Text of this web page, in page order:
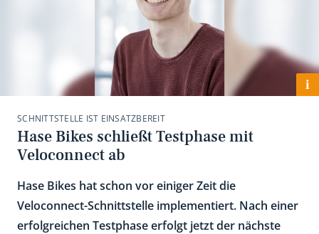
i
SCHNITTSTELLE IST EINSATZBEREIT
Hase Bikes schließt Testphase mit
Veloconnect ab
Hase Bikes hat schon vor einiger Zeit die
Veloconnect-Schnittstelle implementiert. Nach einer
erfolgreichen Testphase erfolgt jetzt der nächste